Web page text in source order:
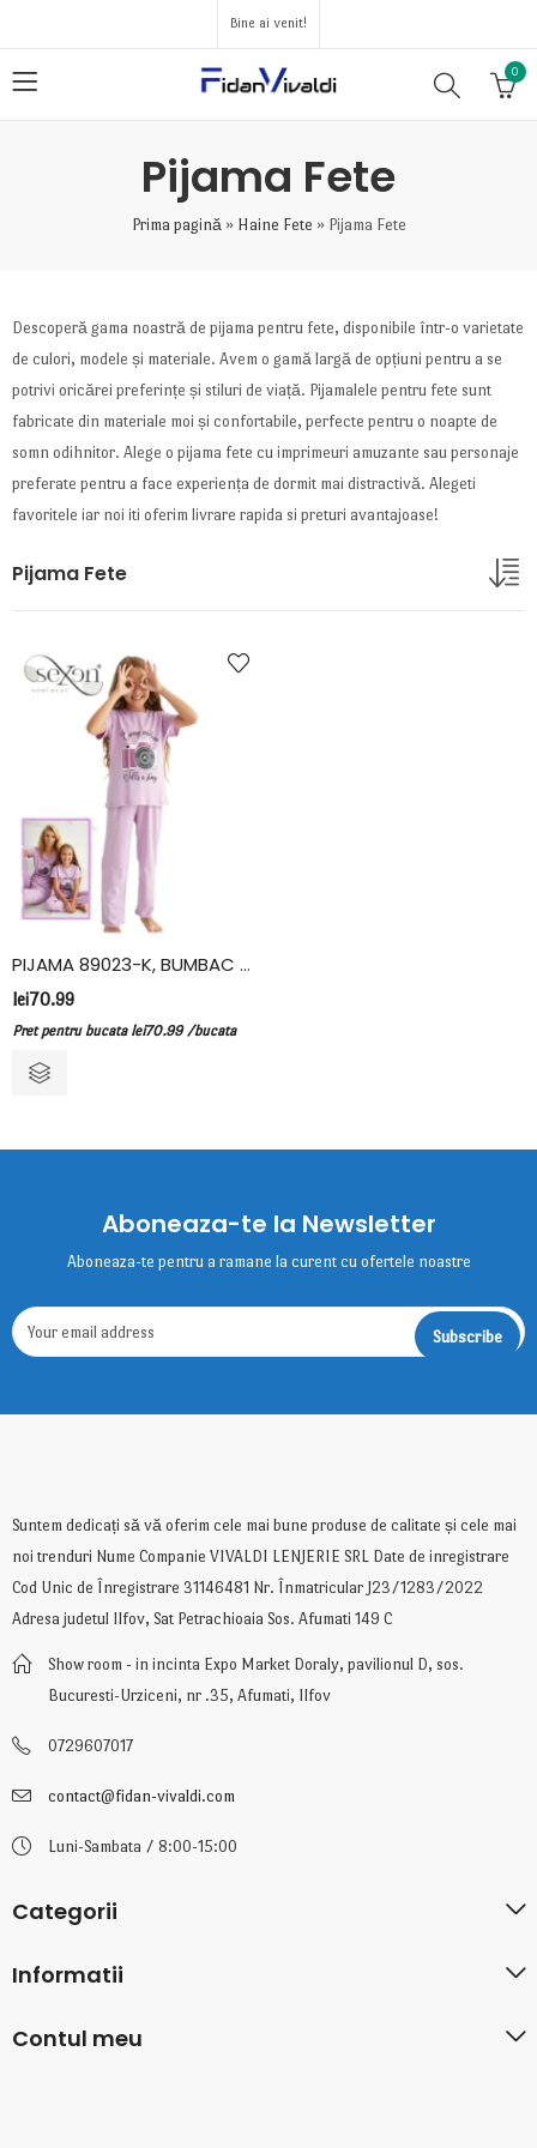
Bine ai venit!
0
Pijama Fete
Prima pagină» Haine Fete » Pijama Fete
Descoperă gama noastră de pijama pentru fete, disponibile într-o varietate
de culori, modele și materiale. Avem o gamă largă de opțiuni pentru a se
potrivi oricărei preferințe și stiluri de viață. Pijamalele pentru fete sunt
fabricate din materiale moi și confortabile, perfecte pentru o noapte de
somn odihnitor. Alege o pijama fete cu imprimeuri amuzante sau personaje
preferate pentru a face experiența de dormit mai distractivă. Alegeti
favoritele iar noi iti oferim livrare rapida si preturi avantajoase!
Pijama Fete
PIJAMA 89023-K, BUMBAC LYCRA, SEXEN
lei70.99
Pret pentru bucata lei70.99 /bucata
Aboneaza-te la Newsletter
Aboneaza-te pentru a ramane la curent cu ofertele noastre
Suntem dedicați să vă oferim cele mai bune produse de calitate și cele mai
noi trenduri Nume Companie VIVALDI LENJERIE SRL Date de inregistrare
Cod Unic de Înregistrare 31146481 Nr. Înmatricular J23/1283/2022
Adresa judetul Ilfov, Sat Petrachioaia Sos. Afumati 149 C
Show room - in incinta Expo Market Doraly, pavilionul D, sos.
Bucuresti-Urziceni, nr .35, Afumati, Ilfov
0729607017
contact@fidan-vivaldi.com
Luni-Sambata / 8:00-15:00
Categorii
Informatii
Contul meu